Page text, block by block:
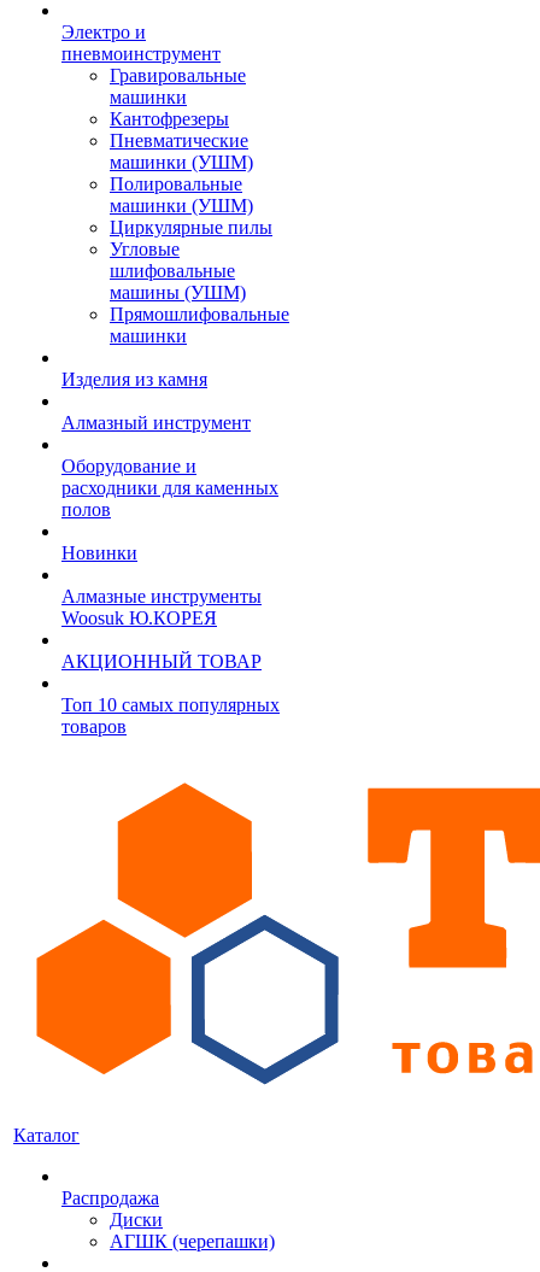
Электро и
пневмоинструмент
Гравировальные
машинки
Кантофрезеры
Пневматические
машинки (УШМ)
Полировальные
машинки (УШМ)
Циркулярные пилы
Угловые
шлифовальные
машины (УШМ)
Прямошлифовальные
машинки
Изделия из камня
Алмазный инструмент
Оборудование и
расходники для каменных
полов
Новинки
Алмазные инструменты
Woosuk Ю.КОРЕЯ
АКЦИОННЫЙ ТОВАР
Топ 10 самых популярных
товаров
Каталог
Распродажа
Диски
АГШК (черепашки)